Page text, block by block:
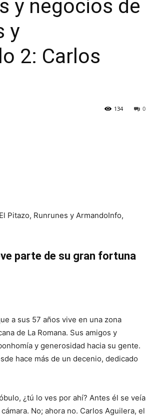
y negocios de
y
2: Carlos
0
134
Pitazo, Runrunes y ArmandoInfo,
parte de su gran fortuna
a sus 57 años vive en una zona
de La Romana. Sus amigos y
y generosidad hacia su gente.
hace más de un decenio, dedicado
¿tú lo ves por ahí? Antes él se veía
No; ahora no. Carlos Aguilera, el